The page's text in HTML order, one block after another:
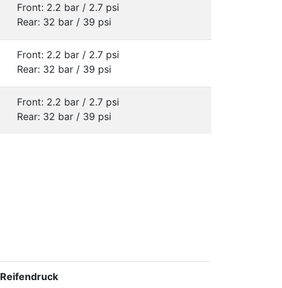
Front: 2.2 bar / 2.7 psi
Rear: 32 bar / 39 psi
Front: 2.2 bar / 2.7 psi
Rear: 32 bar / 39 psi
Front: 2.2 bar / 2.7 psi
Rear: 32 bar / 39 psi
Reifendruck